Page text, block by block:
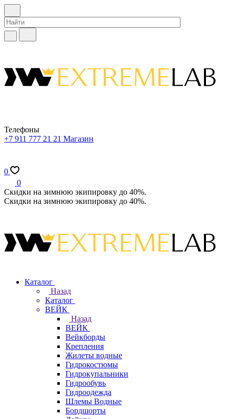
Телефоны
+7 911 777 21 21 Магазин
0
0
Скидки на зимнюю экипировку до 40%.
Скидки на зимнюю экипировку до 40%.
Каталог
Назад
Каталог
ВЕЙК
Назад
ВЕЙК
Вейкборды
Крепления
Жилеты водные
Гидрокостюмы
Гидрокупальники
Гидрообувь
Гидроодежда
Шлемы Водные
Бордшорты